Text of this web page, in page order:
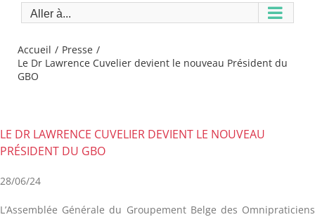
Aller à...
Accueil
Presse
Le Dr Lawrence Cuvelier devient le nouveau Président du
GBO
LE DR LAWRENCE CUVELIER DEVIENT LE NOUVEAU
PRÉSIDENT DU GBO
28/06/24
L’Assemblée Générale du Groupement Belge des Omnipraticiens